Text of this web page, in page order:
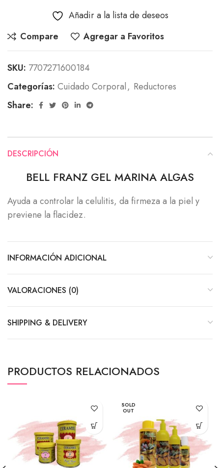
Añadir a la lista de deseos
Compare
Agregar a Favoritos
SKU: 7707271600184
Categorías: Cuidado Corporal, Reductores
Share:
DESCRIPCIÓN
BELL FRANZ GEL MARINA ALGAS
Ayuda a controlar la celulitis, da firmeza a la piel y
previene la flacidez.
INFORMACIÓN ADICIONAL
VALORACIONES (0)
SHIPPING & DELIVERY
PRODUCTOS RELACIONADOS
SOLD
OUT